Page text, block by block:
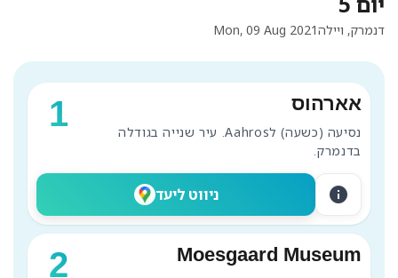
Mon, 09 Aug 2021דנמרק, ויילה
1 אארהוס
נסיעה (כשעה) לAahros. עיר שנייה בגודלה
בדנמרק.
ניווט ליעד info
2 Moesgaard Museum